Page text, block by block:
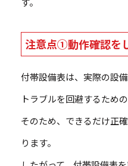
注意点①動作確認を
付帯設備表は、実際の設
トラブルを回避するための
そのため、できるだけ正
ります。